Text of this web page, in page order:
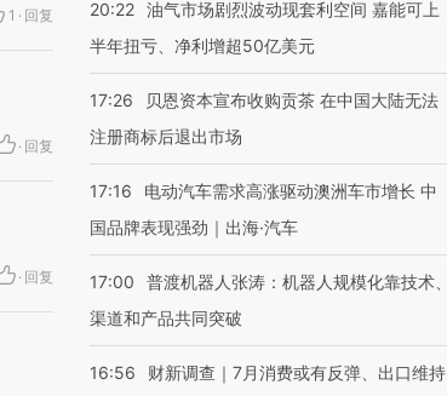
1 · 回复
· 回复
· 回复
20:22 油气市场剧烈波动现套利空间 嘉能可上
半年扭亏、净利增超50亿美元
17:26
贝恩资本宣布收购贡茶 在中国大陆无法
注册商标后退出市场
17:16
电动汽车需求高涨驱动澳洲车市增长 中
国品牌表现强劲｜出海·汽车
17:00
普渡机器人张涛：机器人规模化靠技术、
渠道和产品共同突破
16:56
财新调查｜7月消费或有反弹、出口维持